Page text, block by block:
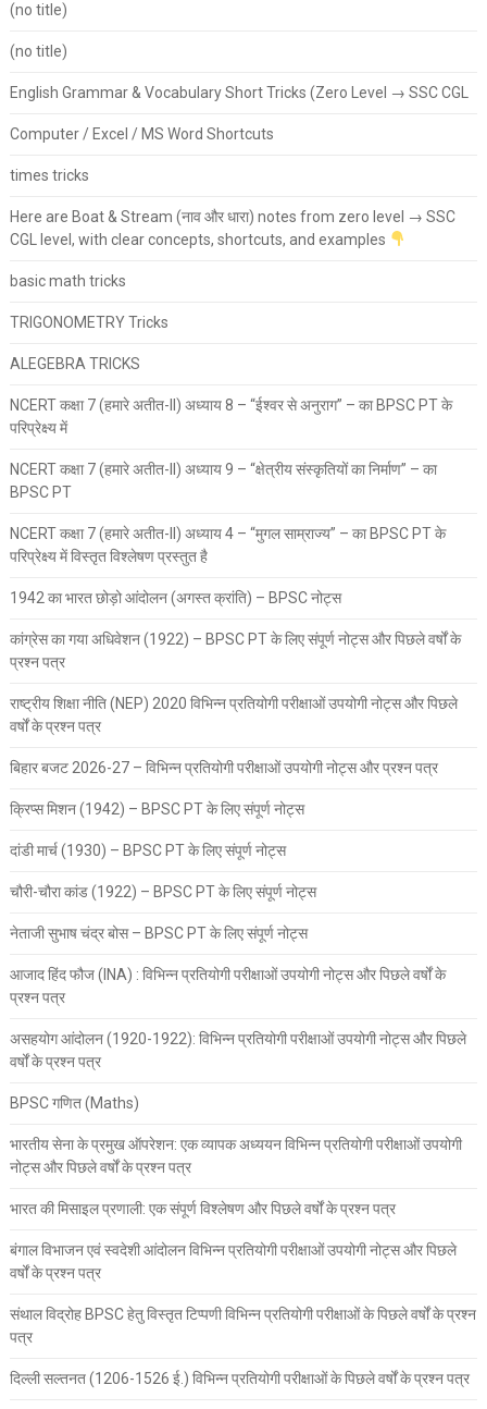
(no title)
(no title)
English Grammar & Vocabulary Short Tricks (Zero Level → SSC CGL
Computer / Excel / MS Word Shortcuts
times tricks
Here are Boat & Stream (नाव और धारा) notes from zero level → SSC
CGL level, with clear concepts, shortcuts, and examples
basic math tricks
TRIGONOMETRY Tricks
ALEGEBRA TRICKS
NCERT कक्षा 7 (हमारे अतीत-II) अध्याय 8 – “ईश्वर से अनुराग” – का BPSC PT के
परिप्रेक्ष्य में
NCERT कक्षा 7 (हमारे अतीत-II) अध्याय 9 – “क्षेत्रीय संस्कृतियों का निर्माण” – का
BPSC PT
NCERT कक्षा 7 (हमारे अतीत-II) अध्याय 4 – “मुगल साम्राज्य” – का BPSC PT के
परिप्रेक्ष्य में विस्तृत विश्लेषण प्रस्तुत है
1942 का भारत छोड़ो आंदोलन (अगस्त क्रांति) – BPSC नोट्स
कांग्रेस का गया अधिवेशन (1922) – BPSC PT के लिए संपूर्ण नोट्स और पिछले वर्षों के
प्रश्न पत्र
राष्ट्रीय शिक्षा नीति (NEP) 2020 विभिन्न प्रतियोगी परीक्षाओं उपयोगी नोट्स और पिछले
वर्षों के प्रश्न पत्र
बिहार बजट 2026-27 – विभिन्न प्रतियोगी परीक्षाओं उपयोगी नोट्स और प्रश्न पत्र
क्रिप्स मिशन (1942) – BPSC PT के लिए संपूर्ण नोट्स
दांडी मार्च (1930) – BPSC PT के लिए संपूर्ण नोट्स
चौरी-चौरा कांड (1922) – BPSC PT के लिए संपूर्ण नोट्स
नेताजी सुभाष चंद्र बोस – BPSC PT के लिए संपूर्ण नोट्स
आजाद हिंद फौज (INA) : विभिन्न प्रतियोगी परीक्षाओं उपयोगी नोट्स और पिछले वर्षों के
प्रश्न पत्र
असहयोग आंदोलन (1920-1922): विभिन्न प्रतियोगी परीक्षाओं उपयोगी नोट्स और पिछले
वर्षों के प्रश्न पत्र
BPSC गणित (Maths)
भारतीय सेना के प्रमुख ऑपरेशन: एक व्यापक अध्ययन विभिन्न प्रतियोगी परीक्षाओं उपयोगी
नोट्स और पिछले वर्षों के प्रश्न पत्र
भारत की मिसाइल प्रणाली: एक संपूर्ण विश्लेषण और पिछले वर्षों के प्रश्न पत्र
बंगाल विभाजन एवं स्वदेशी आंदोलन विभिन्न प्रतियोगी परीक्षाओं उपयोगी नोट्स और पिछले
वर्षों के प्रश्न पत्र
संथाल विद्रोह BPSC हेतु विस्तृत टिप्पणी विभिन्न प्रतियोगी परीक्षाओं के पिछले वर्षों के प्रश्न
पत्र
दिल्ली सल्तनत (1206-1526 ई.) विभिन्न प्रतियोगी परीक्षाओं के पिछले वर्षों के प्रश्न पत्र